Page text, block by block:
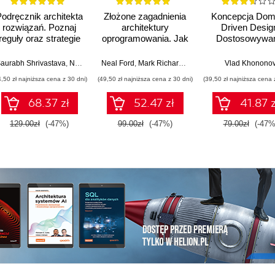
Ford
architekta
rozwiązań. Poznaj
reguły oraz strategie
niezwykłą
Shrivastava, Neelanjali Srivastav
zł najniższa cena z 30 dni)
68.37 zł
129.00zł (-47%)
Złożone zagadnienia
architektury
oprogramowania. Jak
kompromisy i
decyzje
Neal Ford , Mark Richards Pramod Sadalage,
(49,50 zł najniższa cena z 30 dni)
52.47 zł
99.00zł (-47%)
Koncepcja
Driven
do strategii
Vlad
(39,50 zł najniższa cena
41.87
79.00zł (-